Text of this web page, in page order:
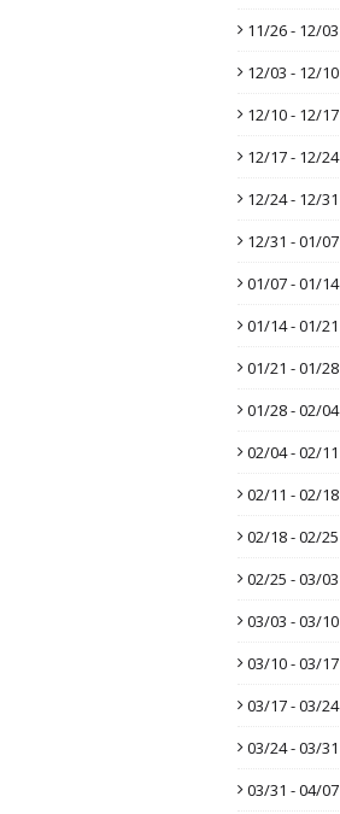
11/26 - 12/03
12/03 - 12/10
12/10 - 12/17
12/17 - 12/24
12/24 - 12/31
12/31 - 01/07
01/07 - 01/14
01/14 - 01/21
01/21 - 01/28
01/28 - 02/04
02/04 - 02/11
02/11 - 02/18
02/18 - 02/25
02/25 - 03/03
03/03 - 03/10
03/10 - 03/17
03/17 - 03/24
03/24 - 03/31
03/31 - 04/07